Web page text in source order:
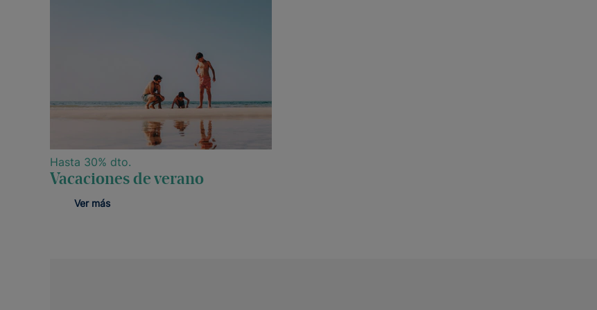
Hasta 30% dto.
Vacaciones de verano
Ver más